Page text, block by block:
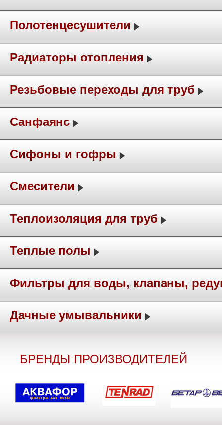
Полотенцесушители
Радиаторы отопления
Резьбовые переходы для труб
Санфаянс
Сифоны и гофры
Смесители
Теплоизоляция для труб
Теплые полы
Фильтры для воды, клапаны,
Дачные умывальники
БРЕНДЫ ПРОИЗВОДИТЕЛЕЙ